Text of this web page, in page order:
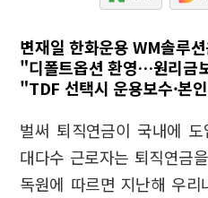
변재일 한화운용 WM솔루
"디폴트옵션 환영…원리금
"TDF 선택시 운용보수·본
벌써 퇴직연금이 국내에
대다수 근로자는 퇴직연금
독원에 따르면 지난해 우